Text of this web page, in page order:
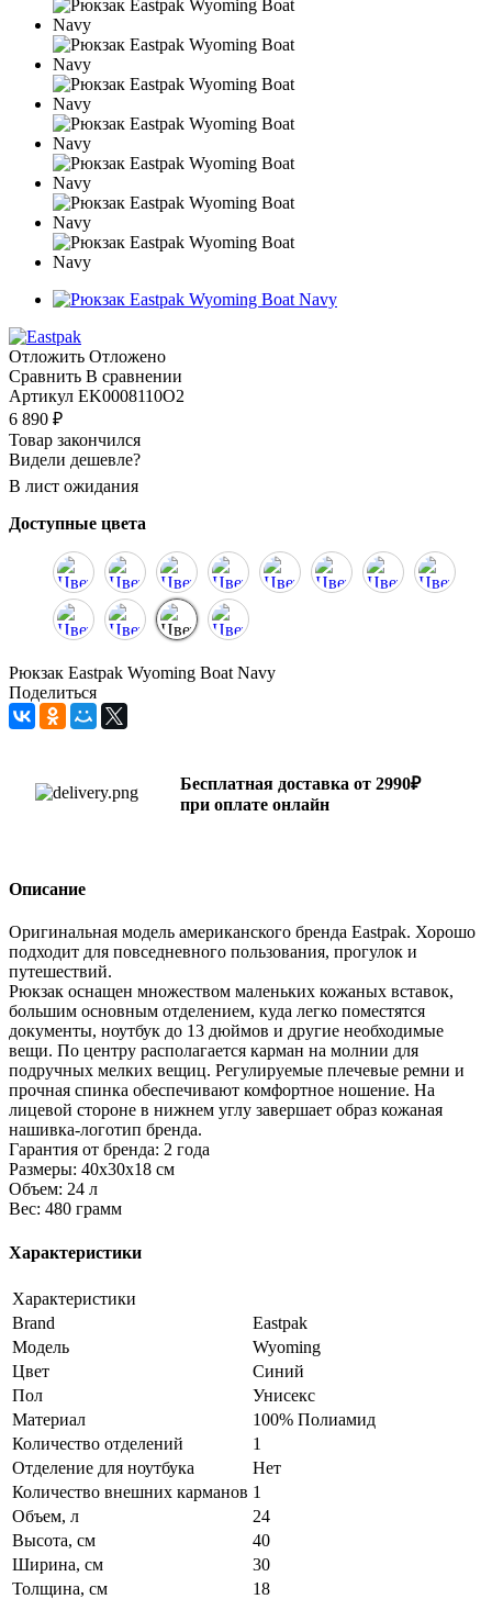
Отложить Отложено
Сравнить В сравнении
Артикул EK0008110O2
6 890 ₽
Товар закончился
Видели дешевле?
В лист ожидания
Доступные цвета
Рюкзак Eastpak Wyoming Boat Navy
Поделиться
Бесплатная доставка от 2990₽
при оплате онлайн
Описание
Оригинальная модель американского бренда Eastpak. Хорошо
подходит для повседневного пользования, прогулок и
путешествий.
Рюкзак оснащен множеством маленьких кожаных вставок,
большим основным отделением, куда легко поместятся
документы, ноутбук до 13 дюймов и другие необходимые
вещи. По центру располагается карман на молнии для
подручных мелких вещиц. Регулируемые плечевые ремни и
прочная спинка обеспечивают комфортное ношение. На
лицевой стороне в нижнем углу завершает образ кожаная
нашивка-логотип бренда.
Гарантия от бренда: 2 года
Размеры: 40х30х18 см
Объем: 24 л
Вес: 480 грамм
Характеристики
Характеристики
Brand
Eastpak
Модель
Wyoming
Цвет
Синий
Пол
Унисекс
Материал
100% Полиамид
Количество отделений
1
Отделение для ноутбука
Нет
Количество внешних карманов 1
Объем, л
24
Высота, см
40
Ширина, см
30
Толщина, см
18